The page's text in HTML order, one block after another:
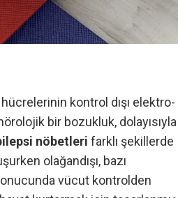
kontrol dışı elektro-
bir bozukluk, dolayısıyla
nöbetleri farklı şekillerde
olağandışı, bazı
vücut kontrolden